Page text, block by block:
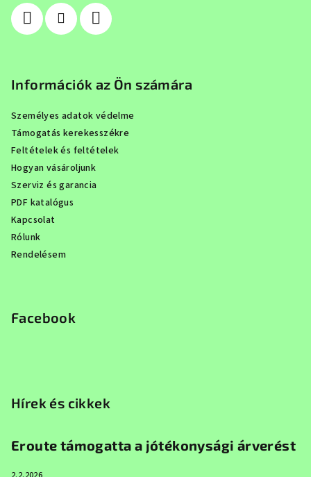
Információk az Ön számára
Személyes adatok védelme
Támogatás kerekesszékre
Feltételek és feltételek
Hogyan vásároljunk
Szerviz és garancia
PDF katalógus
Kapcsolat
Rólunk
Rendelésem
Facebook
Hírek és cikkek
Eroute támogatta a jótékonysági árverést